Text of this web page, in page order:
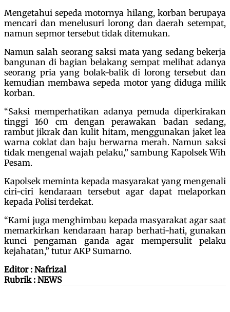
Mengetahui sepeda motornya hilang, korban berupaya
mencari dan menelusuri lorong dan daerah setempat,
namun sepmor tersebut tidak ditemukan.
Namun salah seorang saksi mata yang sedang bekerja
bangunan di bagian belakang sempat melihat adanya
seorang pria yang bolak-balik di lorong tersebut dan
kemudian membawa sepeda motor yang diduga milik
korban.
“Saksi memperhatikan adanya pemuda diperkirakan
tinggi 160 cm dengan perawakan badan sedang,
rambut jikrak dan kulit hitam, menggunakan jaket lea
warna coklat dan baju berwarna merah. Namun saksi
tidak mengenal wajah pelaku,” sambung Kapolsek Wih
Pesam.
Kapolsek meminta kepada masyarakat yang mengenali
ciri-ciri kendaraan tersebut agar dapat melaporkan
kepada Polisi terdekat.
“Kami juga menghimbau kepada masyarakat agar saat
memarkirkan kendaraan harap berhati-hati, gunakan
kunci pengaman ganda agar mempersulit pelaku
kejahatan,” tutur AKP Sumarno.
Editor : Nafrizal
Rubrik : NEWS